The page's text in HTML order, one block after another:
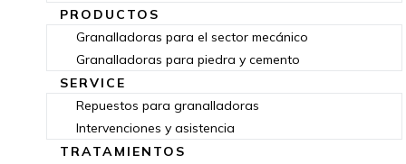
PRODUCTOS
Granalladoras para el sector mecánico
Granalladoras para piedra y cemento
SERVICE
Repuestos para granalladoras
Intervenciones y asistencia
TRATAMIENTOS